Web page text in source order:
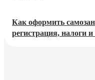
Как оформить
регистрация, налоги